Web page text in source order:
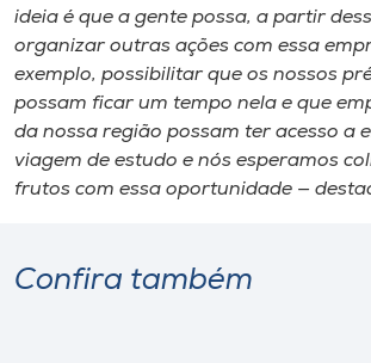
ideia é que a gente possa, a partir
organizar outras ações com essa
exemplo, possibilitar que os nossos
possam ficar um tempo nela e que
da nossa região possam ter acesso a
viagem de estudo e nós esperamos
frutos com essa oportunidade —
Confira também